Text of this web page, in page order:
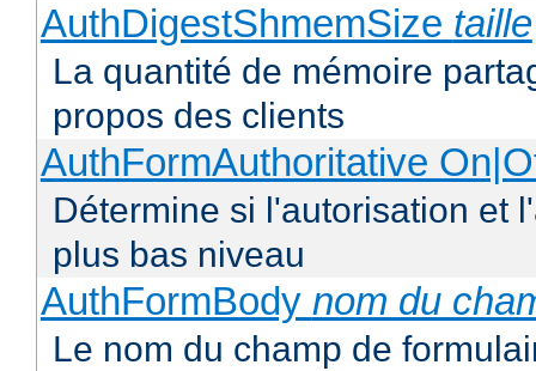
AuthDigestShmemSize taille
La quantité de mémoire
propos des clients
AuthFormAuthoritative
Détermine si l'autorisation et
plus bas niveau
AuthFormBody nom du
Le nom du champ de